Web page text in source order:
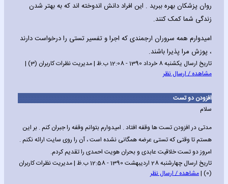
روان پزشکان بهره ببرید . این افراد دانش اندوخته اند که به بهتر شدن
زندگی شما کمک کنند.
امیدوارم همه سروران ارجمندی که اجرا و تفسیر تستی را درخواست دارند
، پوزش مرا پذیرا باشند.
تاریخ ارسال یکشنبه 8 خرداد 1390 - 12:08 ب.ظ | مدیریت نظرات کاربران (3) |
مشاهده / ارسال نظر
افزودن دو تست
سلام
مدتی در افزودن تست ها وقفه افتاد . امیدوارم بتوانم وقفه را جبران کنم . بر این
هستم تا وقتی که تستی عرضه همگانی نشده است ، آن را روی سایت ارائه نکنم .
امروز دو تست خلاقیت عابدی و بحران هویت احمدی را تقدیم کردم.
تاریخ ارسال چهارشنبه 28 اردیبهشت 1390 - 12:58 ب.ظ | مدیریت نظرات کاربران
(0) |
مشاهده / ارسال نظر